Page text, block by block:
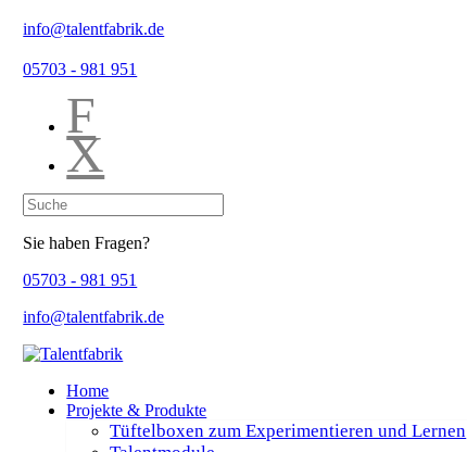
info@talentfabrik.de
05703 - 981 951
F
X
Sie haben Fragen?
05703 - 981 951
info@talentfabrik.de
Home
Projekte & Produkte
Tüftelboxen zum Experimentieren und Lernen